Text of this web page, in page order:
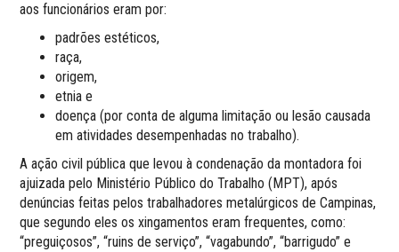
aos funcionários eram por:
padrões estéticos,
raça,
origem,
etnia e
doença (por conta de alguma limitação ou lesão causada
em atividades desempenhadas no trabalho).
A ação civil pública que levou à condenação da montadora foi
ajuizada pelo Ministério Público do Trabalho (MPT), após
denúncias feitas pelos trabalhadores metalúrgicos de Campinas,
que segundo eles os xingamentos eram frequentes, como:
“preguiçosos”, “ruins de serviço”, “vagabundo”, “barrigudo” e